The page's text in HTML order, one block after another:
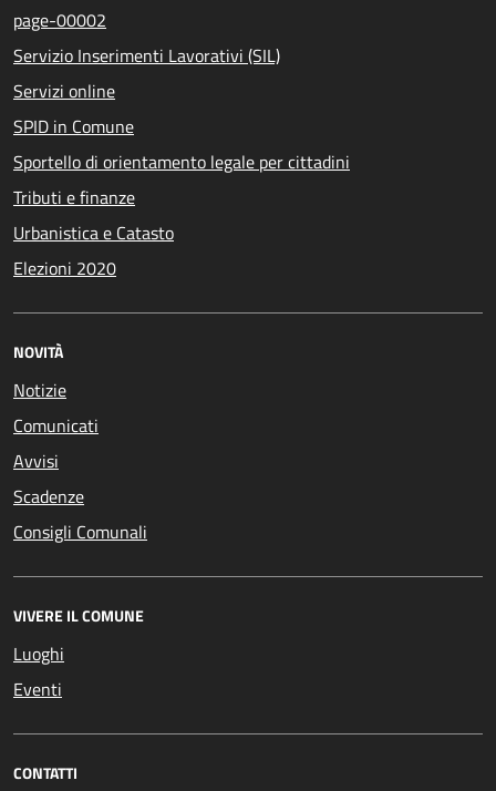
page-00002
Servizio Inserimenti Lavorativi (SIL)
Servizi online
SPID in Comune
Sportello di orientamento legale per cittadini
Tributi e finanze
Urbanistica e Catasto
Elezioni 2020
NOVITÀ
Notizie
Comunicati
Avvisi
Scadenze
Consigli Comunali
VIVERE IL COMUNE
Luoghi
Eventi
CONTATTI